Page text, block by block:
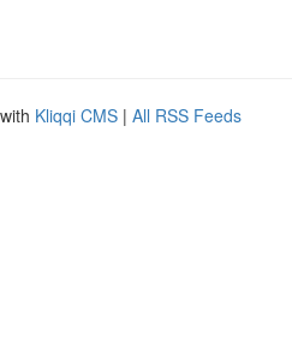
Kliqqi CMS | All RSS Feeds